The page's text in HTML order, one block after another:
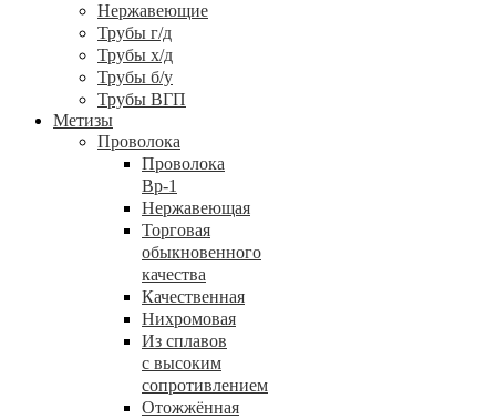
Нержавеющие
Трубы г/д
Трубы х/д
Трубы б/у
Трубы ВГП
Метизы
Проволока
Проволока
Вр-1
Нержавеющая
Торговая
обыкновенного
качества
Качественная
Нихромовая
Из сплавов
с высоким
сопротивлением
Отожжённая